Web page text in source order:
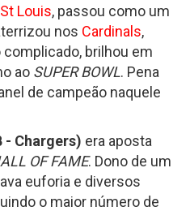
St Louis, passou como um
nos Cardinals,
brilhou em
ao SUPER BOWL. Pena
de campeão naquele
- Chargers) era aposta
OF FAME. Dono de um
euforia e diversos
o maior número de